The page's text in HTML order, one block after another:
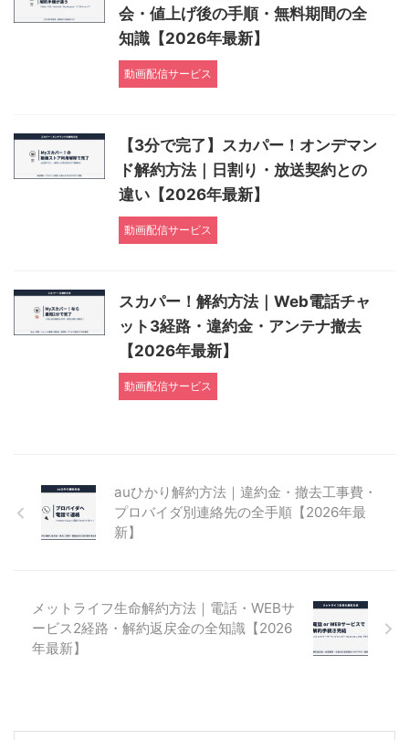
会・値上げ後の手順・無料期間の全
知識【2026年最新】
動画配信サービス
【3分で完了】スカパー！オンデマン
ド解約方法｜日割り・放送契約との
違い【2026年最新】
動画配信サービス
スカパー！解約方法｜Web電話チャ
ット3経路・違約金・アンテナ撤去
【2026年最新】
動画配信サービス
auひかり解約方法｜違約金・撤去工事費・
プロバイダ別連絡先の全手順【2026年最
新】
メットライフ生命解約方法｜電話・WEBサ
ービス2経路・解約返戻金の全知識【2026
年最新】